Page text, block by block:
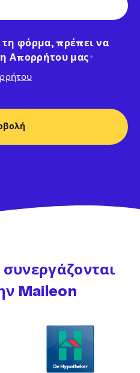
τη φόρμα, πρέπει να
Απορρήτου μας *
συνεργάζονται
Maileon